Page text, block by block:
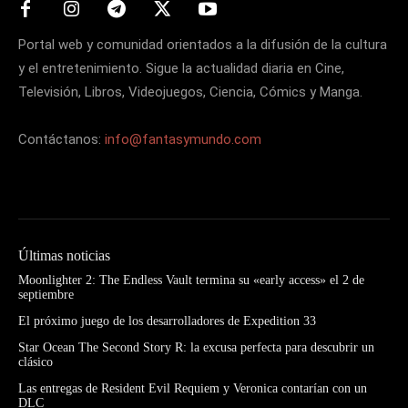
Portal web y comunidad orientados a la difusión de la cultura
y el entretenimiento. Sigue la actualidad diaria en Cine,
Televisión, Libros, Videojuegos, Ciencia, Cómics y Manga.
Contáctanos: info@fantasymundo.com
Últimas noticias
Moonlighter 2: The Endless Vault termina su «early access» el 2 de
septiembre
El próximo juego de los desarrolladores de Expedition 33
Star Ocean The Second Story R: la excusa perfecta para descubrir un
clásico
Las entregas de Resident Evil Requiem y Veronica contarían con un
DLC